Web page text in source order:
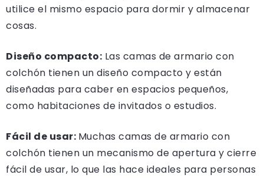
utilice el mismo espacio para dormir y almacenar
cosas.
Diseño compacto: Las camas de armario con
colchón tienen un diseño compacto y están
diseñadas para caber en espacios pequeños,
como habitaciones de invitados o estudios.
Fácil de usar: Muchas camas de armario con
colchón tienen un mecanismo de apertura y cierre
fácil de usar, lo que las hace ideales para personas